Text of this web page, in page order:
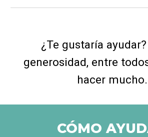
¿Te gustaría
generosidad, entre
hacer mucho.
CÓMO